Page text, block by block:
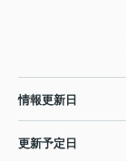
情報更新日
更新予定日